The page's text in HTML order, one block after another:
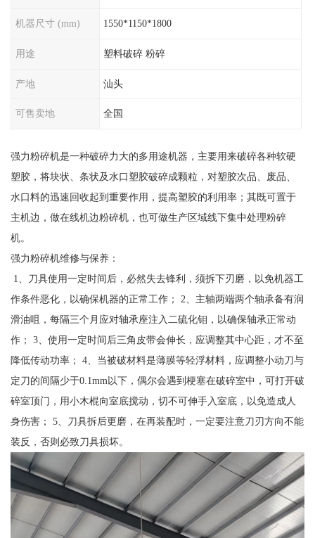
机器尺寸 (mm) 1550*1150*1800
用途 塑料破碎 粉碎
产地 汕头
可售卖地 全国
强力粉碎机是一种破碎力大的多用途机器，主要用来破碎各种软硬
塑胶，将块状、条状及水口塑胶破碎成颗粒，对塑胶次品、废品、
水口料的迅速回收起到重要作用，提高塑胶的利用率；其既可置于
主机边，做在线机边粉碎机，也可做生产区域线下集中处理粉碎
机。
强力粉碎机维修与保养：
1、刀具使用一定时间后，必然失去锋利，须拆下刃磨，以免机器工
作条件恶化，以确保机器的正常工作； 2、主轴两端两个轴承备有润
滑油咀，每隔三个月应对轴承座注入二硫化钼，以确保轴承正常动
作； 3、使用一定时间后三角皮带会伸长，应调整其中心距，才不至
降低传动功率； 4、当被破材料是薄膜等轻浮材料，应调整小动刀与
定刀的间隔少于0.1mm以下，偶尔会遇到梗塞在破碎室中，可打开破
碎室顶门，用小木棍向室底搅动，切不可伸手入室底，以免造成人
身伤害； 5、刀具拆后更磨，在再装配时，一定要注意刀刃方向不能
装反，否则必致刀具损坏。